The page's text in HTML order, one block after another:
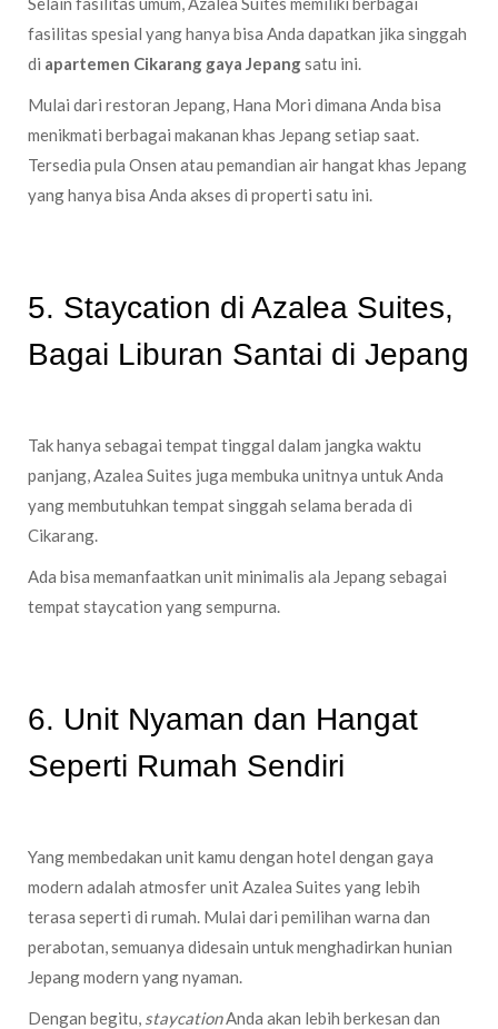
fasilitas spesial yang hanya bisa Anda dapatkan jika singgah
di apartemen Cikarang gaya Jepangsatu ini.
Mulai dari restoran Jepang, Hana Mori dimana Anda bisa
menikmati berbagai makanan khas Jepang setiap saat.
Tersedia pula Onsen atau pemandian air hangat khas Jepang
yang hanya bisa Anda akses di properti satu ini.
5. Staycation di Azalea Suites,
Bagai Liburan Santai di Jepang
Tak hanya sebagai tempat tinggal dalam jangka waktu
panjang, Azalea Suites juga membuka unitnya untuk Anda
yang membutuhkan tempat singgah selama berada di
Cikarang.
Ada bisa memanfaatkan unit minimalis ala Jepang sebagai
tempat staycation yang sempurna.
6. Unit Nyaman dan Hangat
Seperti Rumah Sendiri
Yang membedakan unit kamu dengan hotel dengan gaya
modern adalah atmosfer unit Azalea Suites yang lebih
terasa seperti di rumah. Mulai dari pemilihan warna dan
perabotan, semuanya didesain untuk menghadirkan hunian
Jepang modern yang nyaman.
Dengan begitu, staycationAnda akan lebih berkesan dan